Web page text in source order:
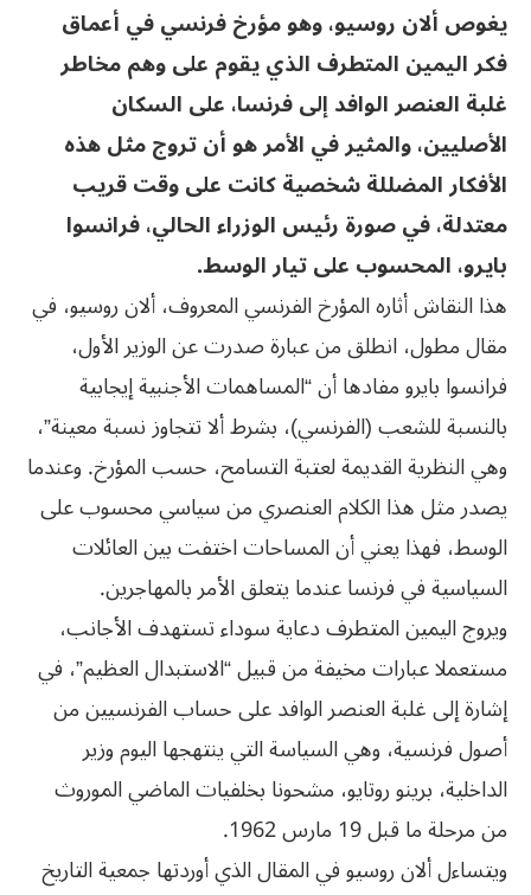
يغوص ألان روسيو، وهو مؤرخ فرنسي في أعماق
فكر اليمين المتطرف الذي يقوم على وهم مخاطر
غلبة العنصر الوافد إلى فرنسا، على السكان
الأصليين، والمثير في الأمر هو أن تروج مثل هذه
الأفكار المضللة شخصية كانت على وقت قريب
معتدلة، في صورة رئيس الوزراء الحالي، فرانسوا
بايرو، المحسوب على تيار الوسط.
هذا النقاش أثاره المؤرخ الفرنسي المعروف، ألان روسيو، في
مقال مطول، انطلق من عبارة صدرت عن الوزير الأول،
فرانسوا بايرو مفادها أن “المساهمات الأجنبية إيجابية
بالنسبة للشعب (الفرنسي)، بشرط ألا تتجاوز نسبة معينة”،
وهي النظرية القديمة لعتبة التسامح، حسب المؤرخ. وعندما
يصدر مثل هذا الكلام العنصري من سياسي محسوب على
الوسط، فهذا يعني أن المساحات اختفت بين العائلات
السياسية في فرنسا عندما يتعلق الأمر بالمهاجرين.
ويروج اليمين المتطرف دعاية سوداء تستهدف الأجانب،
مستعملا عبارات مخيفة من قبيل “الاستبدال العظيم”، في
إشارة إلى غلبة العنصر الوافد على حساب الفرنسيين من
أصول فرنسية، وهي السياسة التي ينتهجها اليوم وزير
الداخلية، برينو روتايو، مشحونا بخلفيات الماضي الموروث
من مرحلة ما قبل 19 مارس 1962.
ويتساءل ألان روسيو في المقال الذي أوردتها جمعية التاريخ